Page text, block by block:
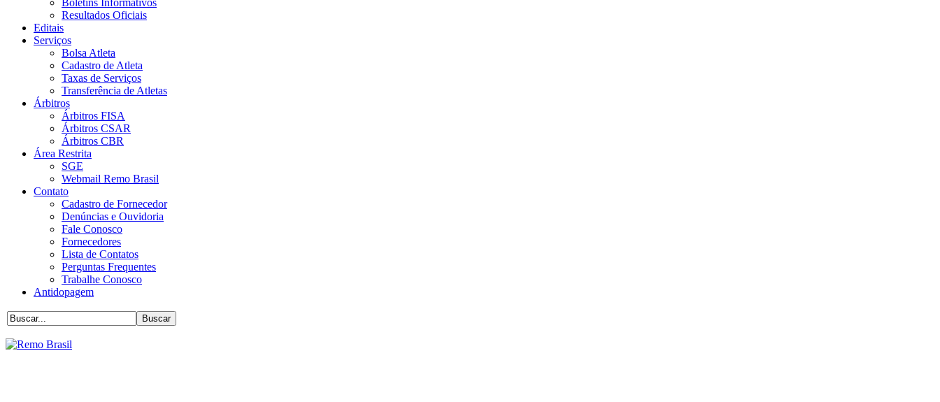
Boletins Informativos
Resultados Oficiais
Editais
Serviços
Bolsa Atleta
Cadastro de Atleta
Taxas de Serviços
Transferência de Atletas
Árbitros
Árbitros FISA
Árbitros CSAR
Árbitros CBR
Área Restrita
SGE
Webmail Remo Brasil
Contato
Cadastro de Fornecedor
Denúncias e Ouvidoria
Fale Conosco
Fornecedores
Lista de Contatos
Perguntas Frequentes
Trabalhe Conosco
Antidopagem